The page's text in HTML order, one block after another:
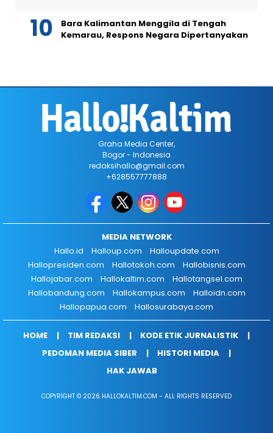
Bara Kalimantan Menggila di Tengah
Kemarau, Respons Negara Dipertanyakan
Graha Media Center,
Bogor - Indonesia
redaksihallo@gmail.com
+628557777888
MEDIA NETWORK
Hallo.id
Halloup.com
Halloupdate.com
Hallopresiden.com
Hallotokoh.com
Hallobisnis.com
Hallojabar.com
Hallokaltim.com
Hallotangsel.com
Hallobandung.com
Hallokampus.com
Halloidn.com
Hallopapua.com
Hallosurabaya.com
HOME TIM REDAKSI
KODE ETIK JURNALISTIK
PEDOMAN MEDIA SIBER
HISTORI MEDIA
HAK JAWAB
COPYRIGHT © 2026 HALLOKALTIM.COM - ALL RIGHTS RESERVED